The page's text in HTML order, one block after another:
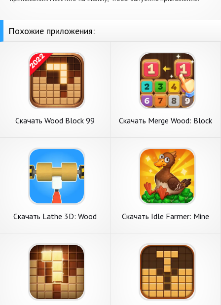
Похожие приложения:
Скачать Wood Block 99
Скачать Merge Wood: Block
Скачать Lathe 3D: Wood
на Андроид
Скачать Idle Farmer: Mine